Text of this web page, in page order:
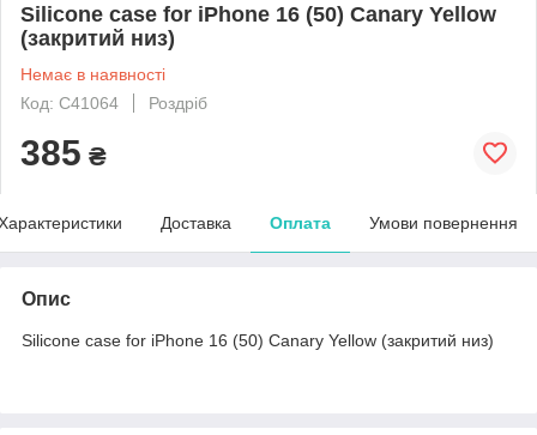
Silicone case for iPhone 16 (50) Canary Yellow
(закритий низ)
Немає в наявності
Код: C41064
Роздріб
385 ₴
Доставка Оплата Умови повернення
Опис
Silicone case for iPhone 16 (50) Canary Yellow (закритий низ)